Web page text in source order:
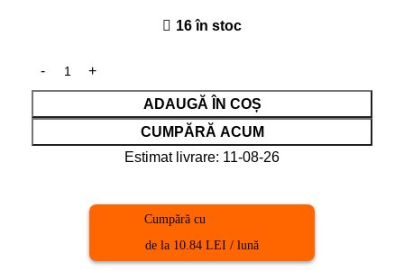
16 în stoc
ADAUGĂ ÎN COȘ
CUMPĂRĂ ACUM
Estimat livrare: 11-08-26
Cumpără cu
de la 10.84 LEI / lună